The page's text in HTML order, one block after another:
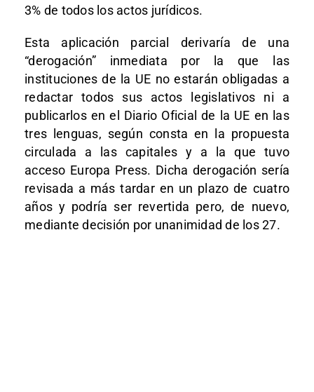
3% de todos los actos jurídicos.
Esta aplicación parcial derivaría de una
“derogación” inmediata por la que las
instituciones de la UE no estarán obligadas a
redactar todos sus actos legislativos ni a
publicarlos en el Diario Oficial de la UE en las
tres lenguas, según consta en la propuesta
circulada a las capitales y a la que tuvo
acceso Europa Press. Dicha derogación sería
revisada a más tardar en un plazo de cuatro
años y podría ser revertida pero, de nuevo,
mediante decisión por unanimidad de los 27.